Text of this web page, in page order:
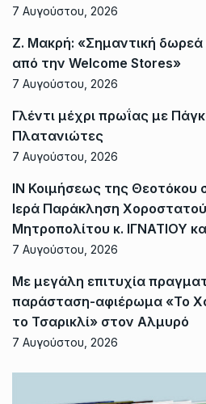
7 Αυγούστου, 2026
Ζ. Μακρή: «Σημαντική
από την Welcome Stores»
7 Αυγούστου, 2026
Γλέντι μέχρι πρωΐας με
Πλατανιώτες
7 Αυγούστου, 2026
ΙΝ Κοιμήσεως της Θεοτόκου
Ιερά Παράκληση
Μητροπολίτου κ. ΙΓΝΑΤΙΟΥ
7 Αυγούστου, 2026
Με μεγάλη επιτυχία
παράσταση-αφιέρωμα «Το
το Τσαρικλί» στον Αλμυρό
7 Αυγούστου, 2026